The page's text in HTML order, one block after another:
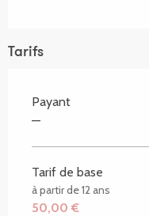
Tarifs
Payant
—
Tarif de base
à partir de 12 ans
50,00 €